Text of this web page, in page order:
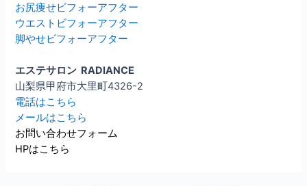
お尻痩せビフォーアフター
ウエストビフォーアフター
脚やせビフォーアフター
エステサロン RADIANCE
山梨県甲府市大里町4326-2
電話はこちら
メールはこちら
お問い合わせフォーム
HPはこちら